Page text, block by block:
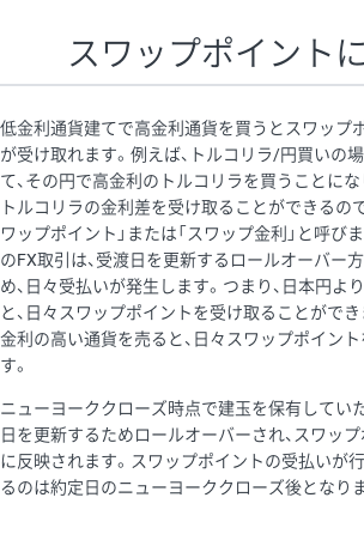
スワップポイント
低金利通貨建てで高金利通貨を買うとスワップポ
が受け取れます。例えば、トルコリラ/円買いの
て、その円で高金利のトルコリラを買うことにな
トルコリラの金利差を受け取ることができるの
ワップポイント」または「スワップ金利」と呼び
のFX取引は、受渡日を更新するロールオーバー
め、日々受払いが発生します。つまり、日本円よ
と、日々スワップポイントを受け取ることができ
金利の高い通貨を売ると、日々スワップポイン
す。
ニューヨーククローズ時点で建玉を保有してい
日を更新するためロールオーバーされ、スワッ
に反映されます。スワップポイントの受払いが
るのは約定日のニューヨーククローズ後となりま